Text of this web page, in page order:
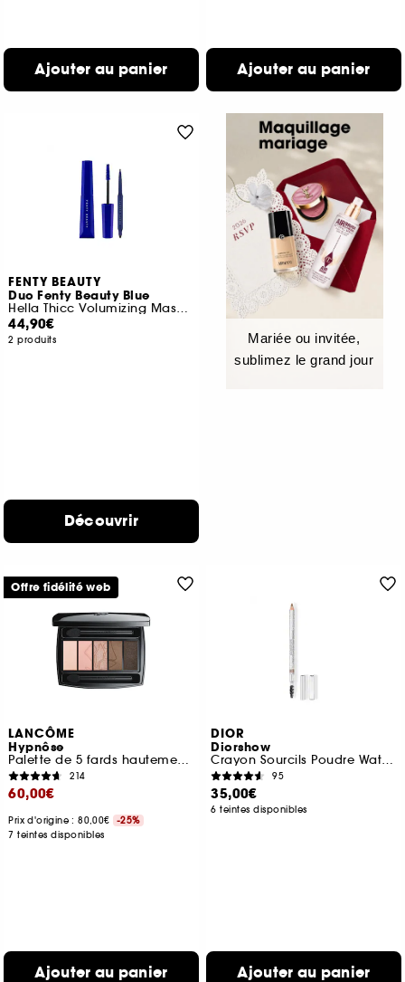
Ajouter au panier Ajouter au panier
FENTY BEAUTY
Duo Fenty Beauty Blue
Hella Thicc Volumizing Mascara et Fine Linez
44,90€
2 produits
Découvrir
Mariée ou invitée,
sublimez le grand jour
LANCÔME
Hypnôse
Palette de 5 fards hautement pigmentés
214
60,00€
Prix d'origine : 80,00€
-25%
7 teintes disponibles
Ajouter au panier
Offre fidélité web
DIOR
Diorshow
Crayon Sourcils Poudre Waterproof
95
35,00€
6 teintes disponibles
Ajouter au panier